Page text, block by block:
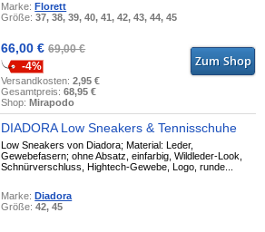
Marke: Florett
Größe:37, 38, 39, 40, 41, 42, 43, 44, 45
66,00 €69,00 €
-4%
Versandkosten:2,95 €
Gesamtpreis:68,95 €
Shop: Mirapodo
DIADORA Low Sneakers & Tennisschuhe
Low Sneakers von Diadora; Material: Leder,
Gewebefasern; ohne Absatz, einfarbig, Wildleder-Look,
Schnürverschluss, Hightech-Gewebe, Logo, runde...
Marke: Diadora
Größe:42, 45